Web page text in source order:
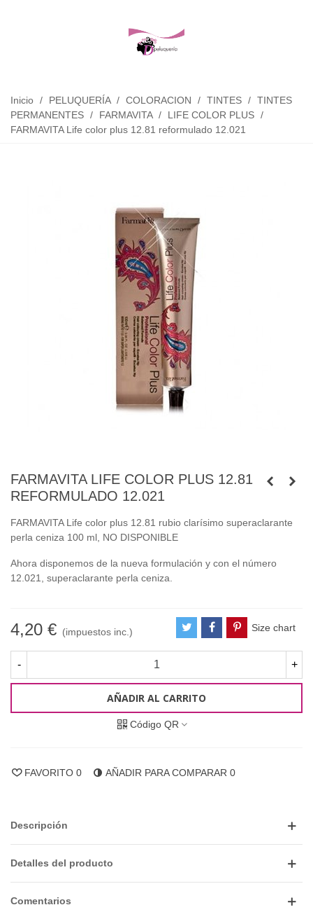
Inicio / PELUQUERÍA / COLORACION / TINTES / TINTES
PERMANENTES / FARMAVITA / LIFE COLOR PLUS /
FARMAVITA Life color plus 12.81 reformulado 12.021
FARMAVITA LIFE COLOR PLUS 12.81
REFORMULADO 12.021
FARMAVITA Life color plus 12.81 rubio clarísimo superaclarante
perla ceniza 100 ml, NO DISPONIBLE
Ahora disponemos de la nueva formulación y con el número
12.021, superaclarante perla ceniza.
4,20 € (impuestos inc.) Size chart
- +
AÑADIR AL CARRITO
Código QR
FAVORITO 0 AÑADIR PARA COMPARAR 0
Descripción
Detalles del producto
Comentarios